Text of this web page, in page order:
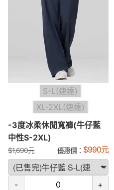
S-L(速達)
XL-2XL(速達)
-3度冰柔休閒寬褲(牛仔藍
中性S-2XL)
$1,690元 優惠價： $990元
- +